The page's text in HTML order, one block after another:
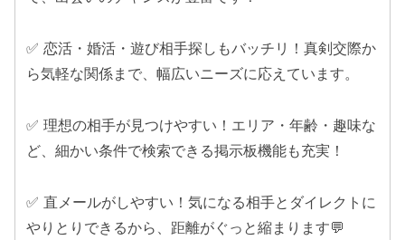
✅ 恋活・婚活・遊び相手探しもバッチリ！真剣交際か
ら気軽な関係まで、幅広いニーズに応えています。
✅ 理想の相手が見つけやすい！エリア・年齢・趣味な
ど、細かい条件で検索できる掲示板機能も充実！
✅ 直メールがしやすい！気になる相手とダイレクトに
やりとりできるから、距離がぐっと縮まります💬